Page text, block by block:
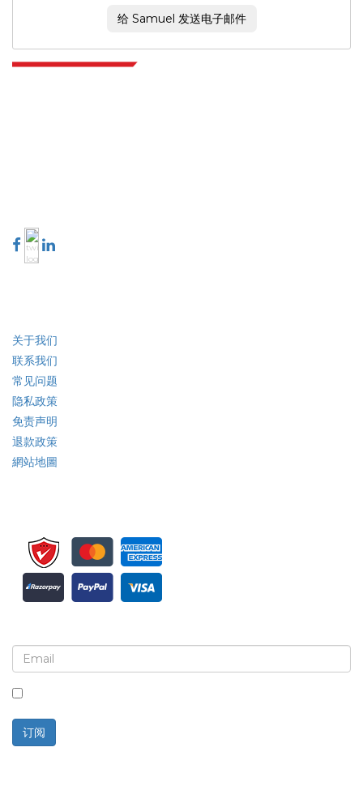
给 Samuel 发送电子邮件
关于我们
联系我们
常见问题
隐私政策
免责声明
退款政策
網站地圖
订阅